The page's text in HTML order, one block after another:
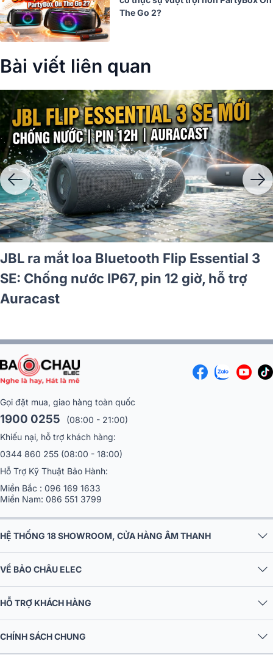
The Go 2?
Bài viết liên quan
JBL ra mắt loa Bluetooth Flip Essential 3
SE: Chống nước IP67, pin 12 giờ, hỗ trợ
Auracast
Gọi đặt mua, giao hàng toàn quốc
1900 0255
(08:00 - 21:00)
Khiếu nại, hỗ trợ khách hàng:
0344 860 255 (08:00 - 18:00)
Hỗ Trợ Kỹ Thuật Bảo Hành:
Miền Bắc : 096 169 1633
Miền Nam: 086 551 3799
HỆ THỐNG 18 SHOWROOM, CỬA HÀNG ÂM THANH
VỀ BẢO CHÂU ELEC
HỖ TRỢ KHÁCH HÀNG
CHÍNH SÁCH CHUNG